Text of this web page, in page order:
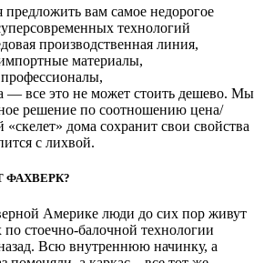
предложить вам самое недорогое
технологий
производственная линия,
материалы,
— все это не может стоить дешево. Мы
решение по соотношению цена/
дома сохранит свои свойства
с лихвой.
ФАХВЕРК?
Америке люди до сих пор живут
стоечно-балочной технологии
Всю внутреннюю начинку, а